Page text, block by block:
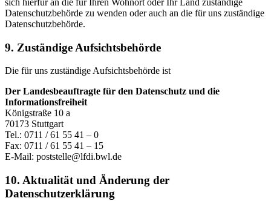
sich hierfür an die für Ihren Wohnort oder Ihr Land zuständige
Datenschutzbehörde zu wenden oder auch an die für uns zuständige
Datenschutzbehörde.
9. Zuständige Aufsichtsbehörde
Die für uns zuständige Aufsichtsbehörde ist
Der Landesbeauftragte für den Datenschutz und die
Informationsfreiheit
Königstraße 10 a
70173 Stuttgart
Tel.: 0711 / 61 55 41 – 0
Fax: 0711 / 61 55 41 – 15
E-Mail: poststelle@lfdi.bwl.de
10. Aktualität und Änderung der
Datenschutzerklärung